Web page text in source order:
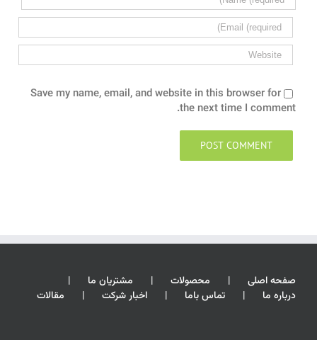
Save my name, email, and website in this browser for
the next time I comment.
صفحه اصلی محصولات
مشتریان ما
درباره ما
تماس باما اخبار شرکت مقالات